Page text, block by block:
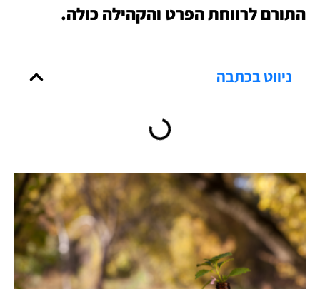
התורם לרווחת הפרט והקהילה כולה.
ניווט בכתבה